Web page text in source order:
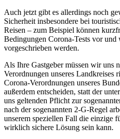
Auch jetzt gibt es allerdings noch
Sicherheit insbesondere bei
Reisen – zum Beispiel können
Bedingungen Corona-Tests vor und
vorgeschrieben werden.
Als Ihre Gastgeber müssen wir uns
Verordnungen unseres Landkreises
Corona-Verordnungen unseres
außerdem entscheiden, statt der
uns geltenden Pflicht zur
nach der sogenannten 2-G-Regel
unserem speziellen Fall die einzige
wirklich sichere Lösung sein kann.